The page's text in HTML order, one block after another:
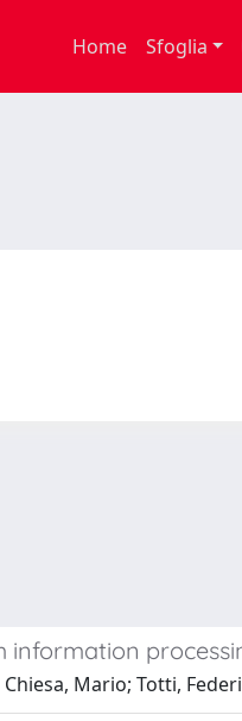
Home Sfoglia
information
Mario; Totti,